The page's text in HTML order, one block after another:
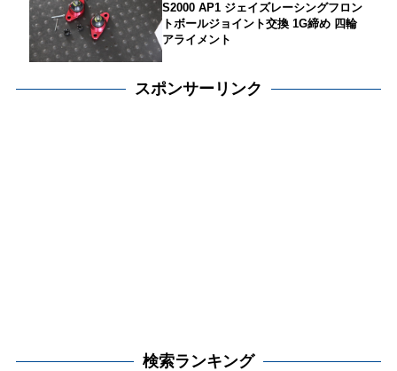
S2000 AP1 ジェイズレーシングフロン
トボールジョイント交換 1G締め 四輪
アライメント
スポンサーリンク
検索ランキング